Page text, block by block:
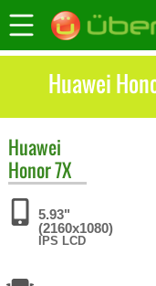
Huawei
Huawei
Honor 7X
5.93"
(2160x1080)
IPS LCD